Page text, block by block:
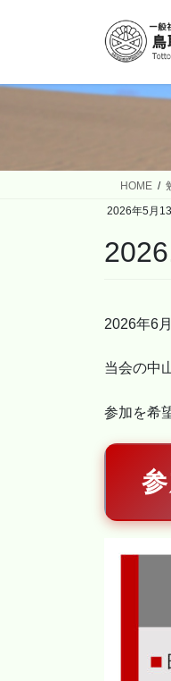
HOME
2026年5月
2026年6
当会の中
参加を希